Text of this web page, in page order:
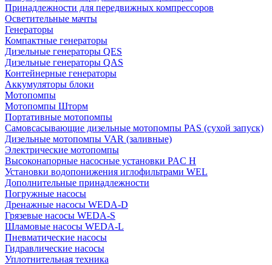
Принадлежности для передвижных компрессоров
Осветительные мачты
Генераторы
Компактные генераторы
Дизельные генераторы QES
Дизельные генераторы QAS
Контейнерные генераторы
Аккумуляторы блоки
Мотопомпы
Мотопомпы Шторм
Портативные мотопомпы
Самовсасывающие дизельные мотопомпы PAS (сухой запуск)
Дизельные мотопомпы VAR (заливные)
Электрические мотопомпы
Высоконапорные насосные установки PAC H
Установки водопонижения иглофильтрами WEL
Дополнительные принадлежности
Погружные насосы
Дренажные насосы WEDA-D
Грязевые насосы WEDA-S
Шламовые насосы WEDA-L
Пневматические насосы
Гидравлические насосы
Уплотнительная техника